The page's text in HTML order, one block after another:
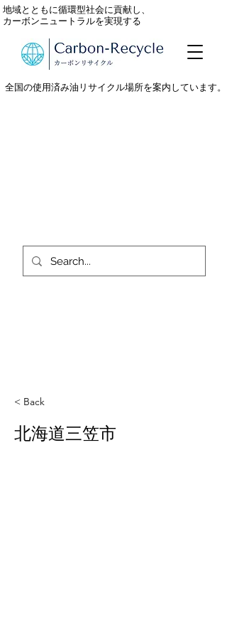
全国の使用済み油リサイクル場所を案内しています。
地域とともに循環型社会に貢献し、
カーボンニュートラルを実現する
< Back
北海道三笠市